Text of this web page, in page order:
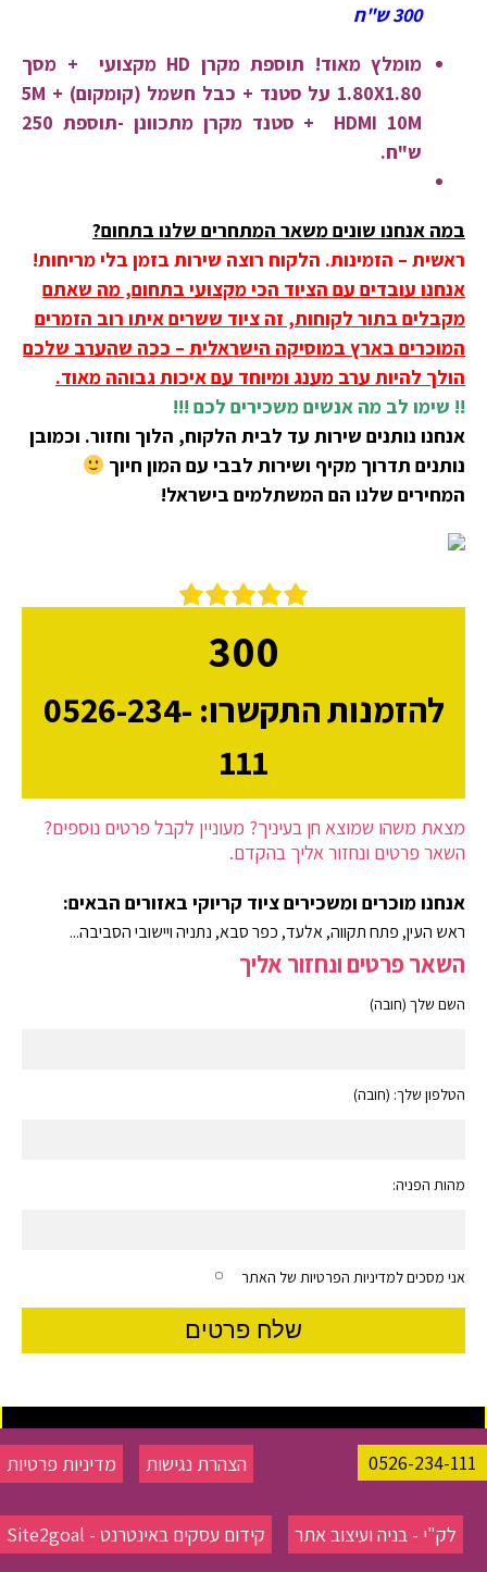
300 ש"ח
מומלץ מאוד! תוספת מקרן HD מקצועי
+ מסך
1.80X1.80 על סטנד + כבל חשמל (קומקום) 5M +
HDMI 10M + סטנד מקרן מתכוונן -תוספת 250
ש"ח.
במה אנחנו שונים משאר המתחרים שלנו בתחום?
ראשית – הזמינות. הלקוח רוצה שירות בזמן בלי מריחות!
אנחנו עובדים עם הציוד הכי מקצועי בתחום, מה שאתם
מקבלים בתור לקוחות, זה ציוד ששרים איתו רוב הזמרים
המוכרים בארץ במוסיקה הישראלית – ככה שהערב שלכם
הולך להיות ערב מענג ומיוחד עם איכות גבוהה מאוד.
!! שימו לב מה אנשים משכירים לכם !!!
אנחנו נותנים שירות עד לבית הלקוח, הלוך וחזור. וכמובן
נותנים תדרוך מקיף ושירות לבבי עם המון חיוך
המחירים שלנו הם המשתלמים בישראל!
300
להזמנות התקשרו: 0526-234-
111
מצאת משהו שמוצא חן בעיניך? מעוניין לקבל פרטים נוספים?
השאר פרטים ונחזור אליך בהקדם.
אנחנו מוכרים ומשכירים ציוד קריוקי באזורים הבאים:
ראש העין, פתח תקווה, אלעד, כפר סבא, נתניה ויישובי הסביבה...
השאר פרטים ונחזור אליך
השם שלך (חובה)
הטלפון שלך: (חובה)
מהות הפניה:
אני מסכים למדיניות הפרטיות של האתר
0526-234-111 מדיניות פרטיות הצהרת נגישות
קידום עסקים באינטרנט - Site2goal לק"י - בניה ועיצוב אתר